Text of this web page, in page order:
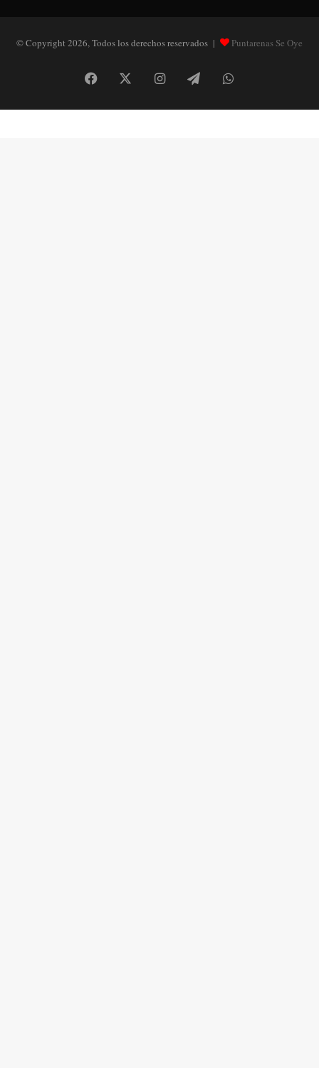
© Copyright 2026, Todos los derechos reservados | Puntarenas Se Oye
Facebook InstagramTelegramWhatsApp